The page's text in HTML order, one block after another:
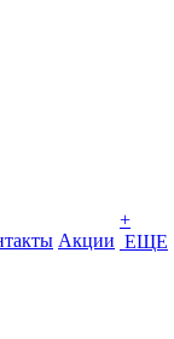
Акции
+
ЕЩЕ